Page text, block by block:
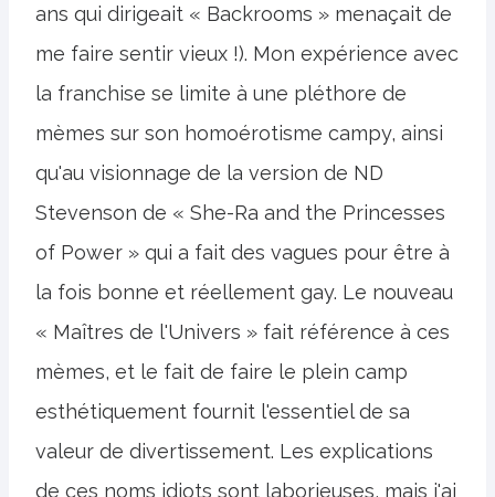
ans qui dirigeait « Backrooms » menaçait de
me faire sentir vieux !). Mon expérience avec
la franchise se limite à une pléthore de
mèmes sur son homoérotisme campy, ainsi
qu'au visionnage de la version de ND
Stevenson de « She-Ra and the Princesses
of Power » qui a fait des vagues pour être à
la fois bonne et réellement gay. Le nouveau
« Maîtres de l'Univers » fait référence à ces
mèmes, et le fait de faire le plein camp
esthétiquement fournit l'essentiel de sa
valeur de divertissement. Les explications
de ces noms idiots sont laborieuses, mais j'ai